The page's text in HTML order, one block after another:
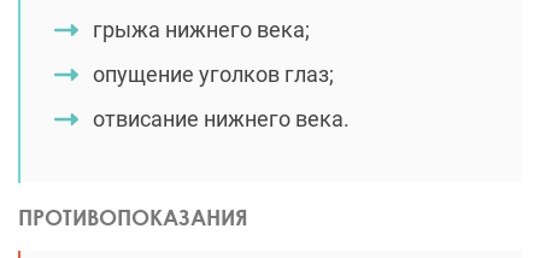
грыжа нижнего века;
опущение уголков глаз;
отвисание нижнего века.
ПРОТИВОПОКАЗАНИЯ